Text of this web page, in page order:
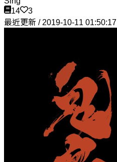
14
3
最近更新 / 2019-10-11 01:50:17